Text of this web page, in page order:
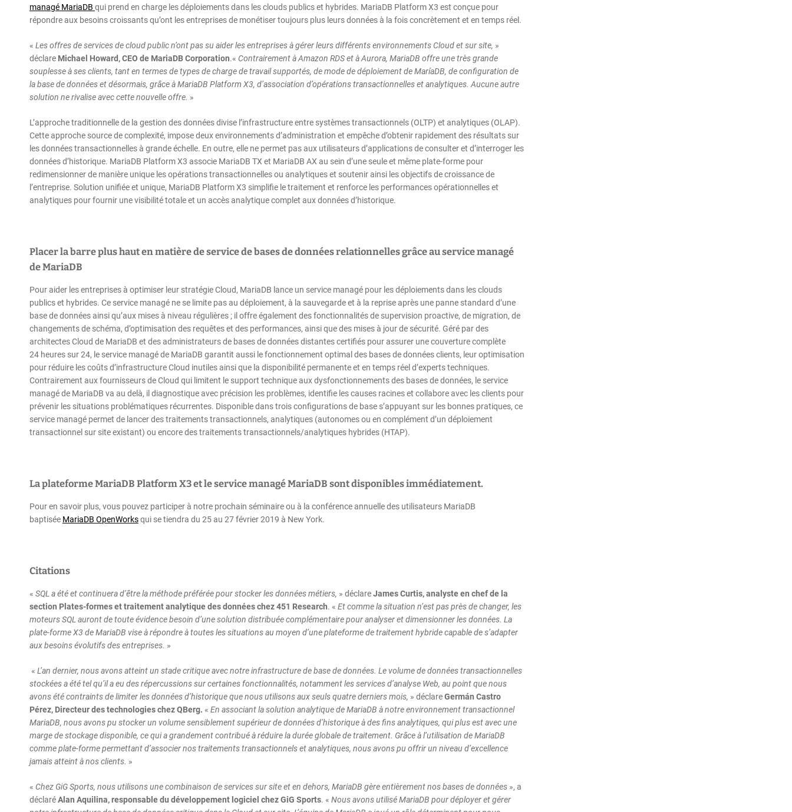
managé MariaDB qui prend en charge les déploiements dans les clouds publics et hybrides. MariaDB Platform X3 est conçue pour
répondre aux besoins croissants qu’ont les entreprises de monétiser toujours plus leurs données à la fois concrètement et en temps réel.
« Les offres de services de cloud public n’ont pas su aider les entreprises à gérer leurs différents environnements Cloud et sur site, »
déclare Michael Howard, CEO de MariaDB Corporation.« Contrairement à Amazon RDS et à Aurora, MariaDB offre une très grande
souplesse à ses clients, tant en termes de types de charge de travail supportés, de mode de déploiement de MaríaDB, de configuration de
la base de données et désormais, grâce à MariaDB Platform X3, d’association d’opérations transactionnelles et analytiques. Aucune autre
solution ne rivalise avec cette nouvelle offre. »
L’approche traditionnelle de la gestion des données divise l’infrastructure entre systèmes transactionnels (OLTP) et analytiques (OLAP).
Cette approche source de complexité, impose deux environnements d’administration et empêche d’obtenir rapidement des résultats sur
les données transactionnelles à grande échelle. En outre, elle ne permet pas aux utilisateurs d’applications de consulter et d’interroger les
données d’historique. MariaDB Platform X3 associe MariaDB TX et MariaDB AX au sein d’une seule et même plate-forme pour
redimensionner de manière unique les opérations transactionnelles ou analytiques et soutenir ainsi les objectifs de croissance de
l’entreprise. Solution unifiée et unique, MariaDB Platform X3 simplifie le traitement et renforce les performances opérationnelles et
analytiques pour fournir une visibilité totale et un accès analytique complet aux données d’historique.
Placer la barre plus haut en matière de service de bases de données relationnelles grâce au service managé
de MariaDB
Pour aider les entreprises à optimiser leur stratégie Cloud, MariaDB lance un service managé pour les déploiements dans les clouds
publics et hybrides. Ce service managé ne se limite pas au déploiement, à la sauvegarde et à la reprise après une panne standard d’une
base de données ainsi qu’aux mises à niveau régulières ; il offre également des fonctionnalités de supervision proactive, de migration, de
changements de schéma, d’optimisation des requêtes et des performances, ainsi que des mises à jour de sécurité. Géré par des
architectes Cloud de MariaDB et des administrateurs de bases de données distantes certifiés pour assurer une couverture complète
24 heures sur 24, le service managé de MariaDB garantit aussi le fonctionnement optimal des bases de données clients, leur optimisation
pour réduire les coûts d’infrastructure Cloud inutiles ainsi que la disponibilité permanente et en temps réel d’experts techniques.
Contrairement aux fournisseurs de Cloud qui limitent le support technique aux dysfonctionnements des bases de données, le service
managé de MariaDB va au delà, il diagnostique avec précision les problèmes, identifie les causes racines et collabore avec les clients pour
prévenir les situations problématiques récurrentes. Disponible dans trois configurations de base s’appuyant sur les bonnes pratiques, ce
service managé permet de lancer des traitements transactionnels, analytiques (autonomes ou en complément d’un déploiement
transactionnel sur site existant) ou encore des traitements transactionnels/analytiques hybrides (HTAP).
La plateforme MariaDB Platform X3 et le service managé MariaDB sont disponibles immédiatement.
Pour en savoir plus, vous pouvez participer à notre prochain séminaire ou à la conférence annuelle des utilisateurs MariaDB
baptisée MariaDB OpenWorksqui se tiendra du 25 au 27 février 2019 à New York.
Citations
« SQL a été et continuera d’être la méthode préférée pour stocker les données métiers, » déclareJames Curtis, analyste en chef de la
section Plates-formes et traitement analytique des données chez 451 Research. « Et comme la situation n’est pas près de changer, les
moteurs SQL auront de toute évidence besoin d’une solution distribuée complémentaire pour analyser et dimensionner les données. La
plate-forme X3 de MariaDB vise à répondre à toutes les situations au moyen d’une plateforme de traitement hybride capable de s’adapter
aux besoins évolutifs des entreprises. »
« L’an dernier, nous avons atteint un stade critique avec notre infrastructure de base de données. Le volume de données transactionnelles
stockées a été tel qu’il a eu des répercussions sur certaines fonctionnalités, notamment les services d’analyse Web, au point que nous
avons été contraints de limiter les données d’historique que nous utilisons aux seuls quatre derniers mois, » déclareGermán Castro
Pérez, Directeur des technologies chez QBerg. « En associant la solution analytique de MariaDB à notre environnement transactionnel
MariaDB, nous avons pu stocker un volume sensiblement supérieur de données d’historique à des fins analytiques, qui plus est avec une
marge de stockage disponible, ce qui a grandement contribué à réduire la durée globale de traitement. Grâce à l’utilisation de MariaDB
comme plate-forme permettant d’associer nos traitements transactionnels et analytiques, nous avons pu offrir un niveau d’excellence
jamais atteint à nos clients. »
« Chez GiG Sports, nous utilisons une combinaison de services sur site et en dehors, MariaDB gère entièrement nos bases de données », a
déclaréAlan Aquilina, responsable du développement logiciel chez GiG Sports. « Nous avons utilisé MariaDB pour déployer et gérer